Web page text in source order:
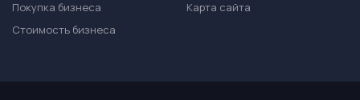
Покупка бизнеса
Стоимость бизнеса
Карта сайта